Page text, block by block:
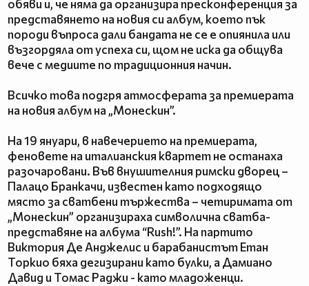
обяви и, че няма да организира пресконференция за
представянето на новия си албум, което пък
породи въпроса дали бандата не се е опиянила или
възгордяла от успеха си, щом не иска да общува
вече с медиите по традиционния начин.
Всичко това подгря атмосферата за премиерата
на новия албум на „Монескин”.
На 19 януари, в навечерието на премиерата,
феновете на италианския квартет не останаха
разочаровани. Във внушителния римски дворец –
Палацо Бранкачи, известен като подходящо
място за сватбени тържества – четиримата от
„Монескин” организираха символична сватба-
представяне на албума “Rush!”. На партито
Виктория Де Анджелис и барабанистът Етан
Торкио бяха дегизирани като булки, а Дамиано
Давид и Томас Раджи - като младоженци.